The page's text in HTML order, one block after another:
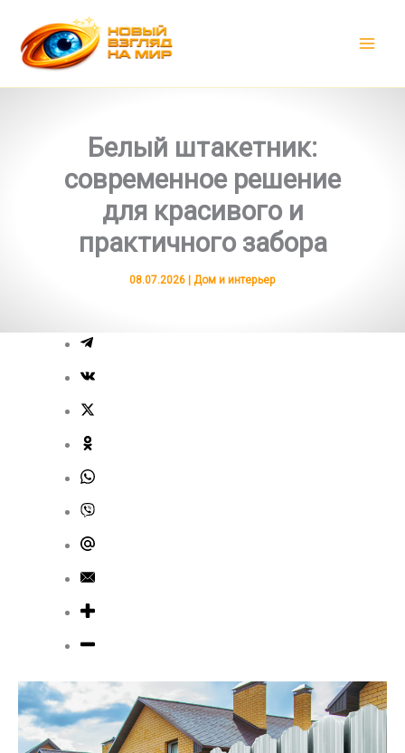
содержимому
Белый штакетник:
современное решение
для красивого и
практичного забора
08.07.2026 | Дом и интерьер